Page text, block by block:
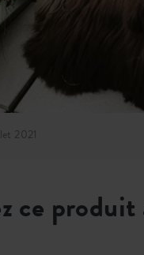
2021
ce produit